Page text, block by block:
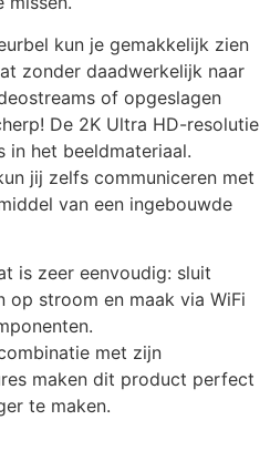
kun je gemakkelijk zien
zonder daadwerkelijk naar
of opgeslagen
De 2K Ultra HD-resolutie
in het beeldmateriaal.
jij zelfs communiceren met
van een ingebouwde
is zeer eenvoudig: sluit
op stroom en maak via WiFi
met zijn
maken dit product perfect
te maken.